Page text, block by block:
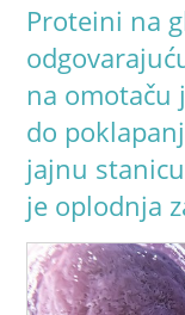
Proteini na
na omotaču
do
jajnu
je oplodnja